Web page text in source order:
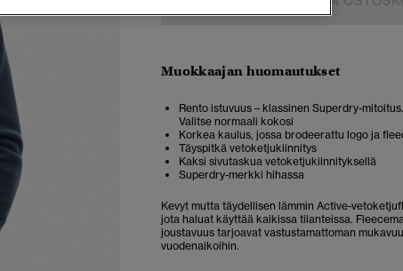
Muokkaajan huomautukset
Rento istuvuus – klassinen Superdry-
Valitse normaali kokosi
Korkea kaulus, jossa brodeerattu logo ja
Täyspitkä vetoketjukiinnitys
Kaksi sivutaskua vetoketjukiinnityksellä
Superdry-merkki hihassa
Kevyt mutta täydellisen lämmin Active-
jota haluat käyttää kaikissa tilanteissa.
joustavuus tarjoavat vastustamattoman
vuodenaikoihin.